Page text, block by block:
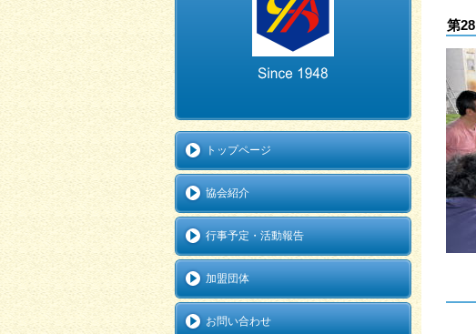
第
トップページ
協会紹介
行事予定・活動報告
加盟団体
お問い合わせ